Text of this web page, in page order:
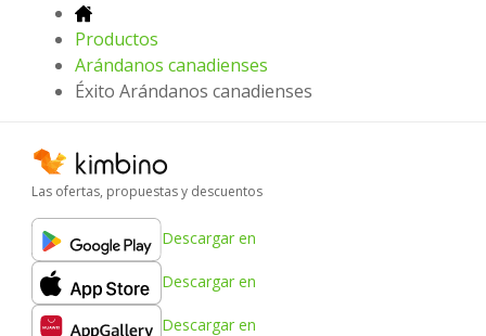
Productos
Arándanos canadienses
Éxito Arándanos canadienses
Las ofertas, propuestas y descuentos
Descargar en
Descargar en
Descargar en